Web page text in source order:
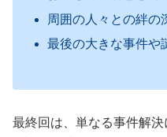
周囲の人々との絆の
最後の大きな事件や
最終回は、単なる事件解